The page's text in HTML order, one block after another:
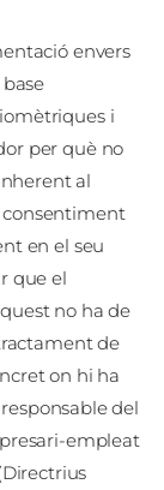
envers
i
per què no
al
consentiment
en el seu
que el
no ha de
de
on hi ha
del
empleat